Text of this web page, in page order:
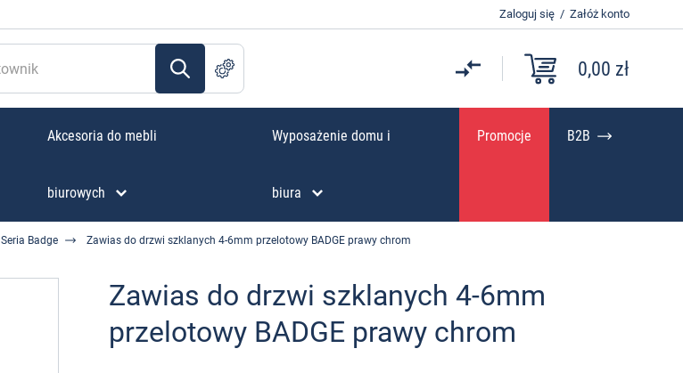
Zaloguj się / Załóż konto
0,00 zł
Akcesoria do mebli
biurowych
Wyposażenie domu i
biura
Promocje B2B
Seria Badge Zawias do drzwi szklanych 4-6mm przelotowy BADGE prawy chrom
Zawias do drzwi szklanych 4-6mm
przelotowy BADGE prawy chrom